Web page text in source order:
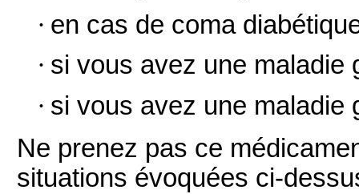
· en cas de coma
· si vous avez une maladie
· si vous avez une maladie
Ne prenez pas ce
situations évoquées ci-